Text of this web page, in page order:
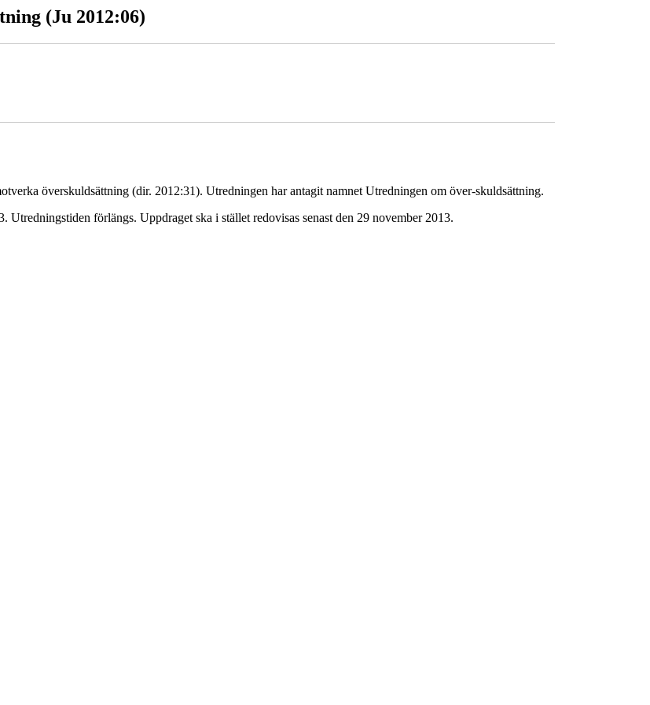
(Ju 2012:06)
överskuldsättning (dir. 2012:31). Utredningen har antagit namnet Utredningen om över-skuldsättning.
förlängs. Uppdraget ska i stället redovisas senast den 29 november 2013.